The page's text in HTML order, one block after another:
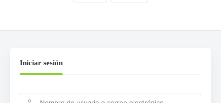
Iniciar sesión